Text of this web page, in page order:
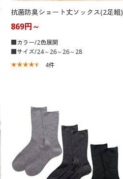
抗菌防臭ショート丈ソックス(2足組)
869円～
■カラー/2色展開
■サイズ/24～26～26～28
4件